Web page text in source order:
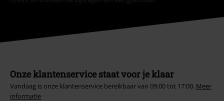
Onze klantenservice staat voor je klaar
Vandaag is onze klantenservice bereikbaar van 09:00 tot 17:00. Meer
informatie